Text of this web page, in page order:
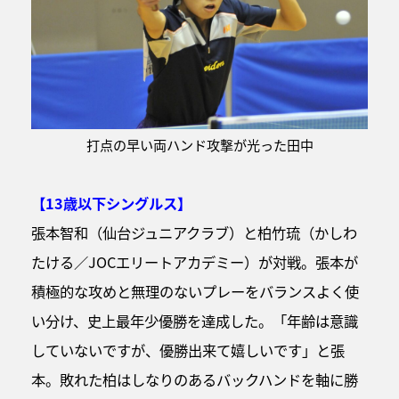
打点の早い両ハンド攻撃が光った田中
【13歳以下シングルス】
張本智和（仙台ジュニアクラブ）と柏竹琉（かしわ
たける／JOCエリートアカデミー）が対戦。張本が
積極的な攻めと無理のないプレーをバランスよく使
い分け、史上最年少優勝を達成した。「年齢は意識
していないですが、優勝出来て嬉しいです」と張
本。敗れた柏はしなりのあるバックハンドを軸に勝